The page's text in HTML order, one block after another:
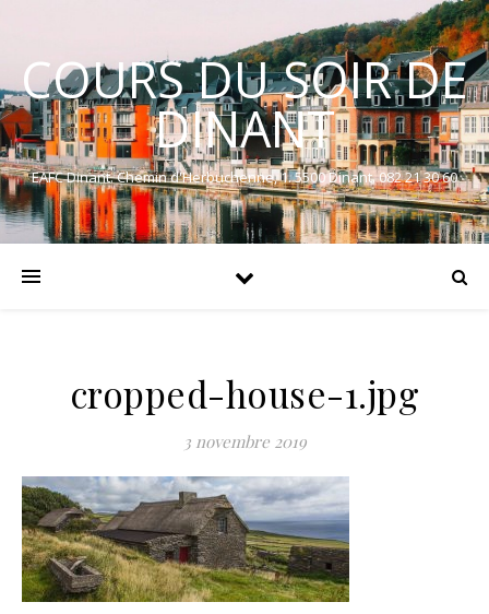
COURS DU SOIR DE
DINANT
EAFC Dinant. Chemin d'Herbuchenne, 1. 5500 Dinant. 082 21 30 60
cropped-house-1.jpg
3 novembre 2019